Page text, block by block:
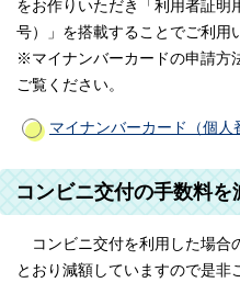
をお作りいただき「利用者証明
号）」を搭載することでご利用
※マイナンバーカードの申請方
ご覧ください。
マイナンバーカード（個
コンビニ交付の手数料
コンビニ交付を利用した場合
とおり減額していますので是非